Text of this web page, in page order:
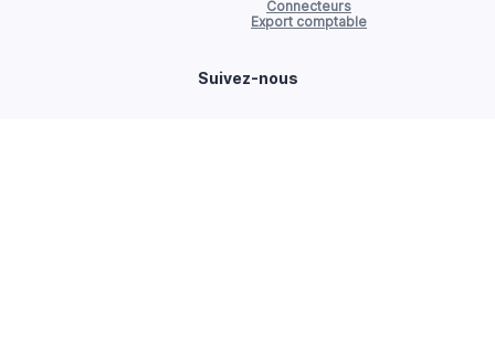
Connecteurs
Export comptable
Suivez-nous